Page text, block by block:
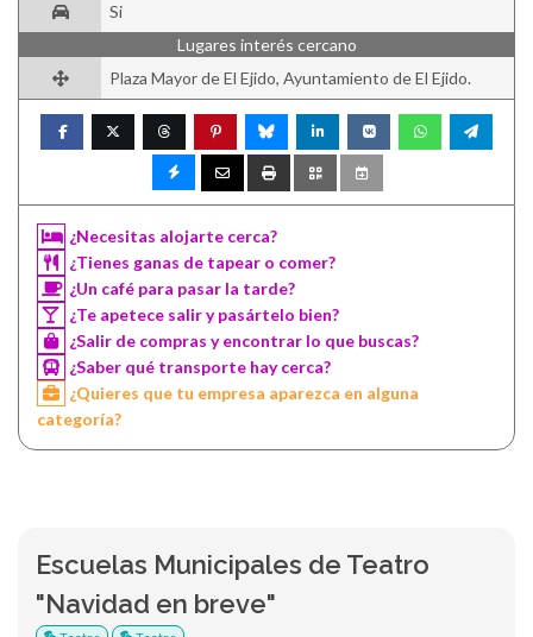
Si
Lugares interés cercano
Plaza Mayor de El Ejido, Ayuntamiento de El Ejido.
¿Necesitas alojarte cerca?
¿Tienes ganas de tapear o comer?
¿Un café para pasar la tarde?
¿Te apetece salir y pasártelo bien?
¿Salir de compras y encontrar lo que buscas?
¿Saber qué transporte hay cerca?
¿Quieres que tu empresa aparezca en alguna
categoría?
Escuelas Municipales de Teatro
"Navidad en breve"